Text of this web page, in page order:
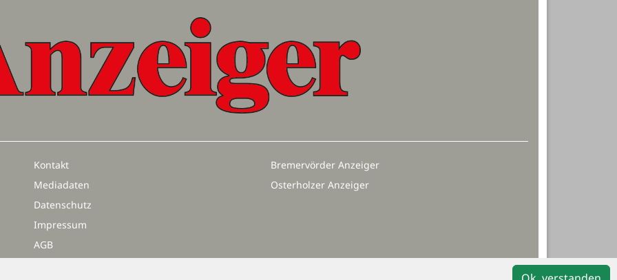
Kontakt
Mediadaten
Datenschutz
Impressum
AGB
Bremervörder Anzeiger
Osterholzer Anzeiger